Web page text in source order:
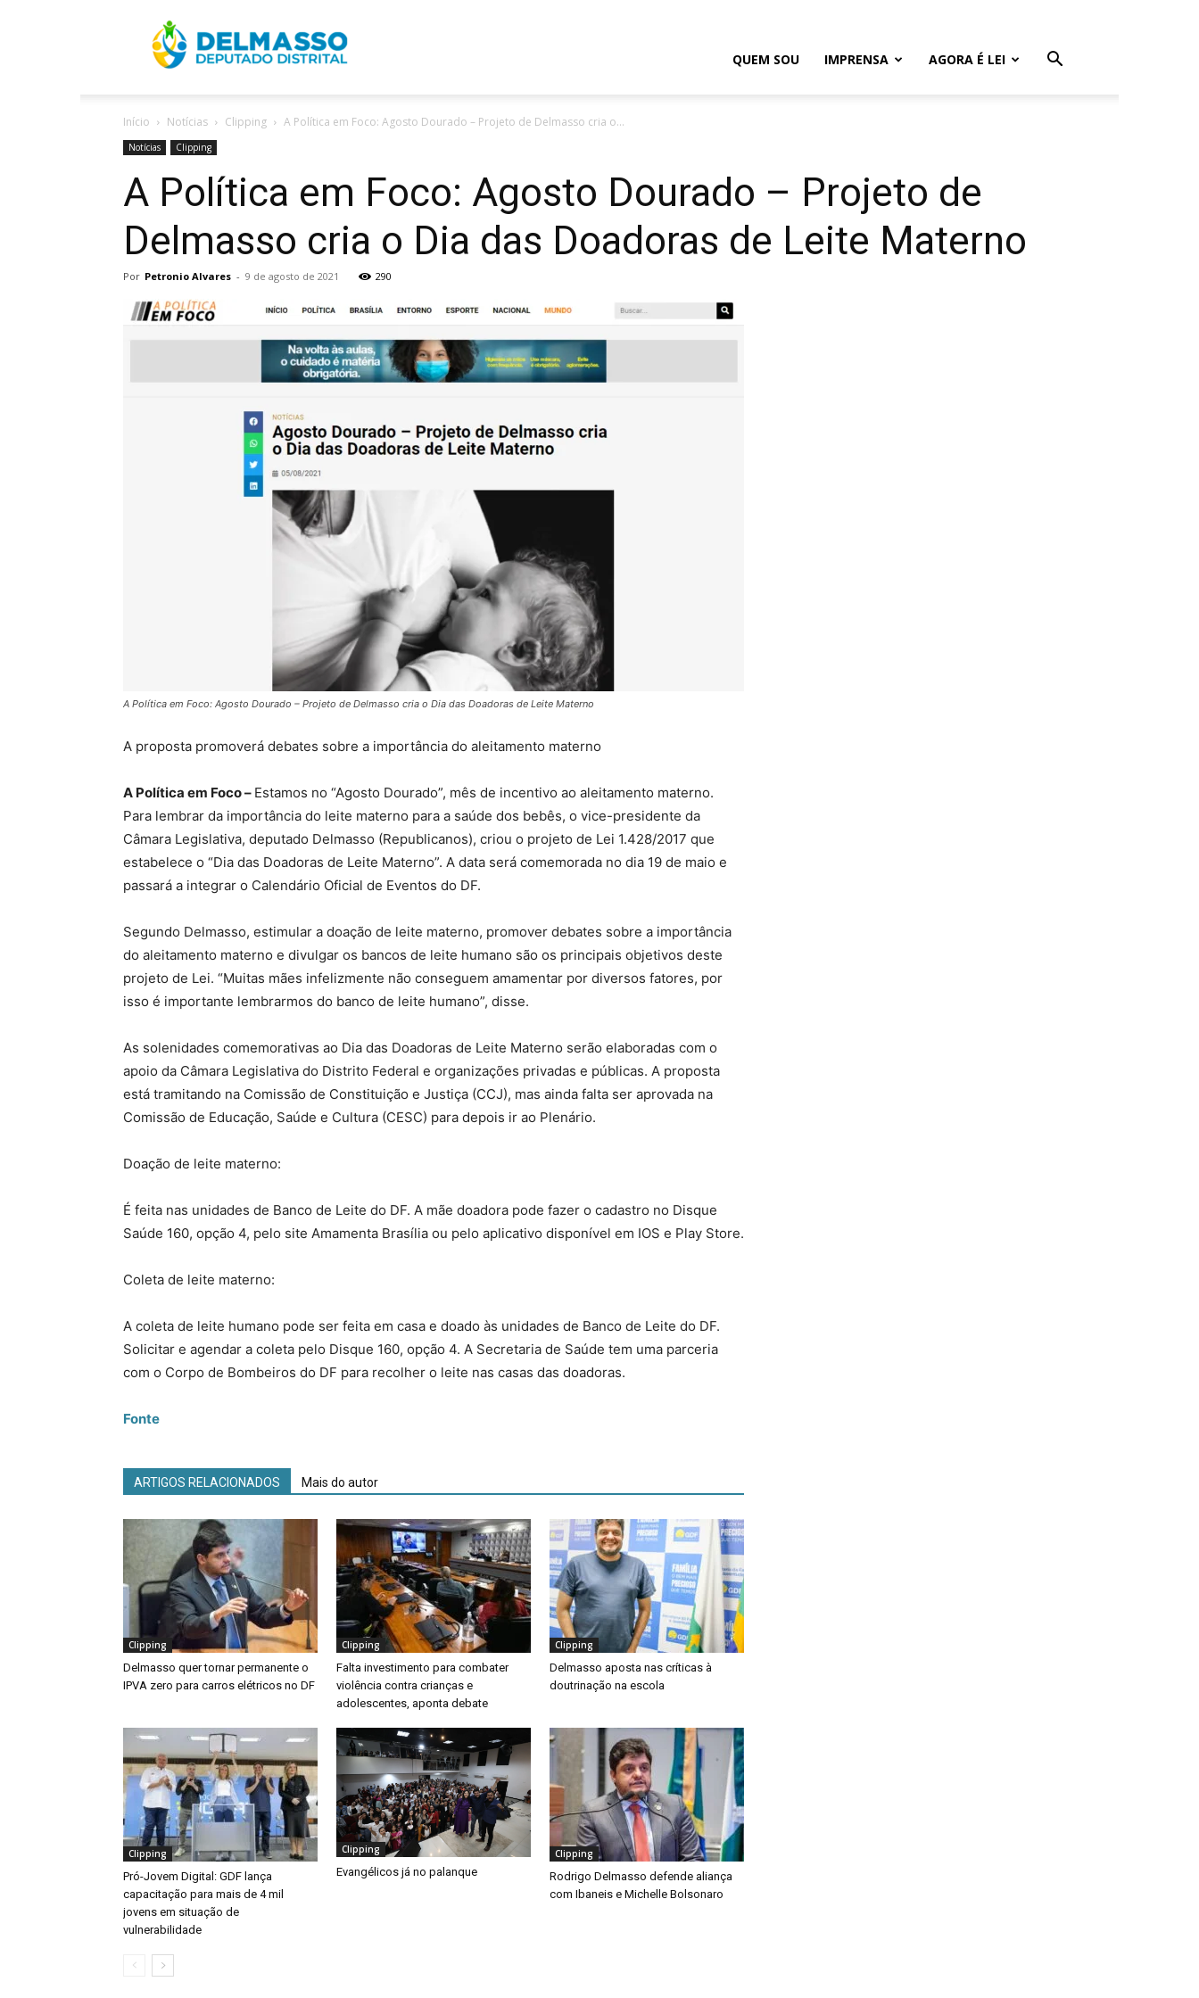
QUEM SOU IMPRENSA AGORA É LEI
Início Notícias Clipping A Política em Foco: Agosto Dourado – Projeto de Delmasso cria o...
Notícias Clipping
A Política em Foco: Agosto Dourado – Projeto de
Delmasso cria o Dia das Doadoras de Leite Materno
Por Petronio Alvares - 9 de agosto de 2021 290
A Política em Foco: Agosto Dourado – Projeto de Delmasso cria o Dia das Doadoras de Leite Materno
A proposta promoverá debates sobre a importância do aleitamento materno
A Política em Foco – Estamos no “Agosto Dourado”, mês de incentivo ao aleitamento materno.
Para lembrar da importância do leite materno para a saúde dos bebês, o vice-presidente da
Câmara Legislativa, deputado Delmasso (Republicanos), criou o projeto de Lei 1.428/2017 que
estabelece o “Dia das Doadoras de Leite Materno”. A data será comemorada no dia 19 de maio e
passará a integrar o Calendário Oficial de Eventos do DF.
Segundo Delmasso, estimular a doação de leite materno, promover debates sobre a importância
do aleitamento materno e divulgar os bancos de leite humano são os principais objetivos deste
projeto de Lei. “Muitas mães infelizmente não conseguem amamentar por diversos fatores, por
isso é importante lembrarmos do banco de leite humano”, disse.
As solenidades comemorativas ao Dia das Doadoras de Leite Materno serão elaboradas com o
apoio da Câmara Legislativa do Distrito Federal e organizações privadas e públicas. A proposta
está tramitando na Comissão de Constituição e Justiça (CCJ), mas ainda falta ser aprovada na
Comissão de Educação, Saúde e Cultura (CESC) para depois ir ao Plenário.
Doação de leite materno:
É feita nas unidades de Banco de Leite do DF. A mãe doadora pode fazer o cadastro no Disque
Saúde 160, opção 4, pelo site Amamenta Brasília ou pelo aplicativo disponível em IOS e Play Store.
Coleta de leite materno:
A coleta de leite humano pode ser feita em casa e doado às unidades de Banco de Leite do DF.
Solicitar e agendar a coleta pelo Disque 160, opção 4. A Secretaria de Saúde tem uma parceria
com o Corpo de Bombeiros do DF para recolher o leite nas casas das doadoras.
Fonte
ARTIGOS RELACIONADOS Mais do autor
Clipping
Delmasso quer tornar permanente o
IPVA zero para carros elétricos no DF
Clipping
Falta investimento para combater
violência contra crianças e
adolescentes, aponta debate
Clipping
Delmasso aposta nas críticas à
doutrinação na escola
Clipping
Pró-Jovem Digital: GDF lança
capacitação para mais de 4 mil
jovens em situação de
vulnerabilidade
Clipping
Evangélicos já no palanque
Clipping
Rodrigo Delmasso defende aliança
com Ibaneis e Michelle Bolsonaro